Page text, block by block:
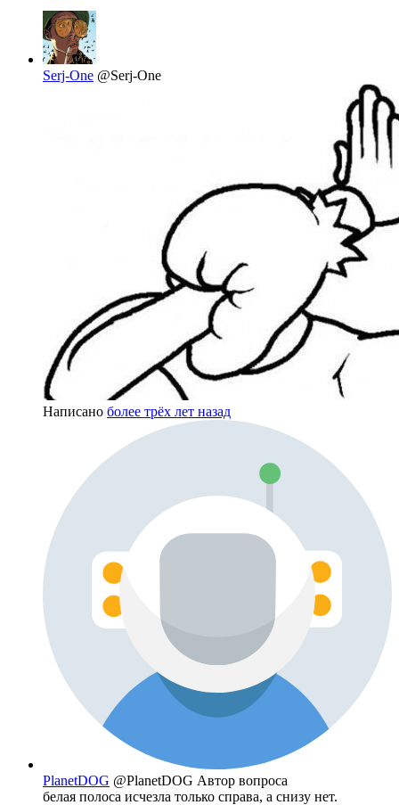
Serj-One @Serj-One
Написано более трёх лет назад
PlanetDOG @PlanetDOG Автор вопроса
белая полоса исчезла только справа, а снизу нет.